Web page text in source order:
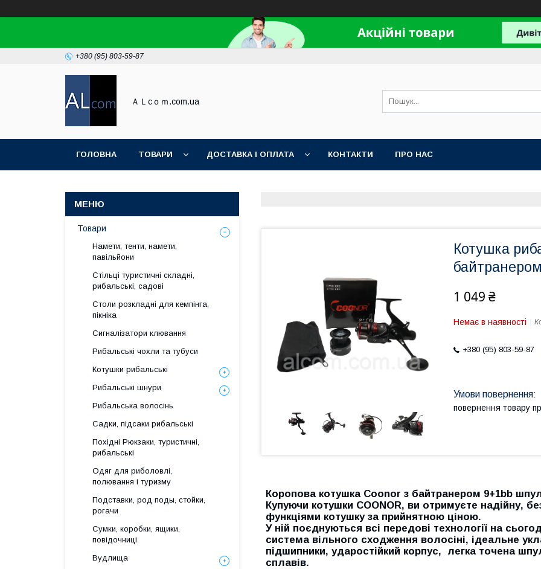
+380 (95) 803-59-87
ＡＬcｏｍ.com.ua
ГОЛОВНА ТОВАРИ ДОСТАВКА І ОПЛАТА КОНТАКТИ ПРО НАС
Котушка
1 049 ₴
Немає в наявності
+380 (95) 803-59-87
повернення товару
Коропова котушка Coonor з байтранером 9+1bb
Купуючи котушки COONOR, ви отримуєте надійну,
функціями котушку за прийнятною ціною.
У ній поєднуються всі передові технології на
система вільного сходження волосіні, ідеальне
підшипники, ударостійкий корпус, легка точена
сплавів.
Товари
Намети, тенти, намети,
павільйони
Стільці туристичні складні,
рибальські, садові
Столи розкладні для кемпінга,
пікніка
Сигналізатори клювання
Рибальські чохли та тубуси
Котушки рибальські
Рибальські шнури
Рибальська волосінь
Садки, підсаки рибальські
Похідні Рюкзаки, туристичні,
рибальські
Одяг для риболовлі,
полювання і туризму
Подставки, род поды, стойки,
рогачи
Сумки, коробки, ящики,
повідочниці
Вудлища